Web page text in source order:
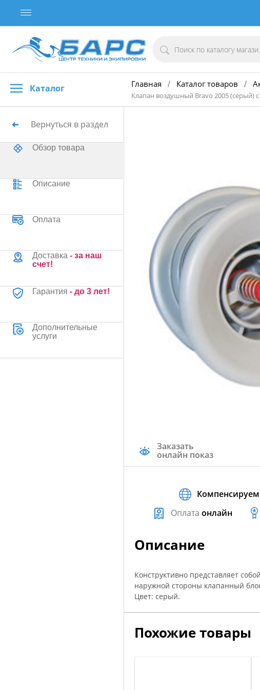
Каталог Главная / Каталог товаров /
Клапан воздушный Bravo 2005 (серый)
Вернуться в раздел
Обзор товара
Описание
Оплата
Доставка - за наш
счет!
Гарантия - до 3 лет!
Дополнительные
услуги
Заказать
онлайн показ
Компенсируем
Оплата онлайн
Описание
Конструктивно представляет
наружной стороны клапанный
Цвет: серый.
Похожие товары